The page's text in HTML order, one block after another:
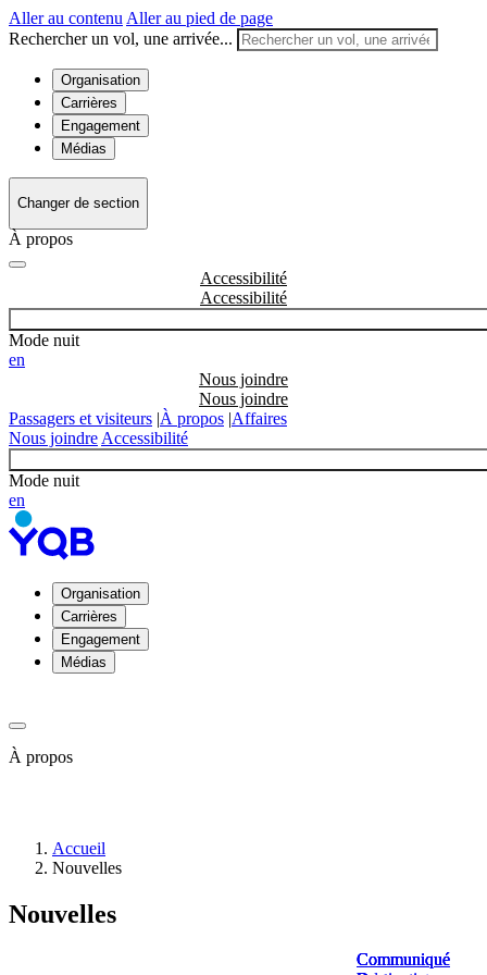
Aller au contenu Aller au pied de page
Rechercher un vol, une arrivée...
Organisation
Carrières
Engagement
Médias
Changer de section
À propos
Accessibilité
Mode nuit
en
Nous joindre
Passagers et visiteurs |À propos |Affaires
Nous joindre Accessibilité
Mode nuit
en
Organisation
Carrières
Engagement
Médias
À propos
propos
de
Direction
et
Accueil
Nouvelles
Nouvelles
Communiqué
Communiqué
Communiqué
Communiqué